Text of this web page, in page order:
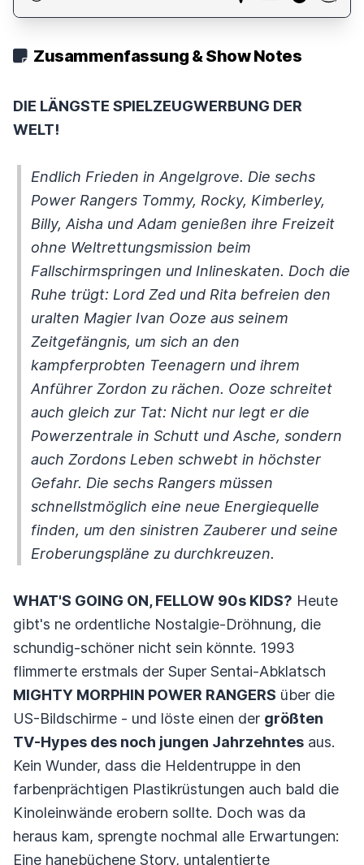
Zusammenfassung & Show Notes
DIE LÄNGSTE SPIELZEUGWERBUNG DER
WELT!
Endlich Frieden in Angelgrove. Die sechs
Power Rangers Tommy, Rocky, Kimberley,
Billy, Aisha und Adam genießen ihre Freizeit
ohne Weltrettungsmission beim
Fallschirmspringen und Inlineskaten. Doch die
Ruhe trügt: Lord Zed und Rita befreien den
uralten Magier Ivan Ooze aus seinem
Zeitgefängnis, um sich an den
kampferprobten Teenagern und ihrem
Anführer Zordon zu rächen. Ooze schreitet
auch gleich zur Tat: Nicht nur legt er die
Powerzentrale in Schutt und Asche, sondern
auch Zordons Leben schwebt in höchster
Gefahr. Die sechs Rangers müssen
schnellstmöglich eine neue Energiequelle
finden, um den sinistren Zauberer und seine
Eroberungspläne zu durchkreuzen.
WHAT'S GOING ON, FELLOW 90s KIDS? Heute
gibt's ne ordentliche Nostalgie-Dröhnung, die
schundig-schöner nicht sein könnte. 1993
flimmerte erstmals der Super Sentai-Abklatsch
MIGHTY MORPHIN POWER RANGERS über die
US-Bildschirme - und löste einen der größten
TV-Hypes des noch jungen Jahrzehntes aus.
Kein Wunder, dass die Heldentruppe in den
farbenprächtigen Plastikrüstungen auch bald die
Kinoleinwände erobern sollte. Doch was da
heraus kam, sprengte nochmal alle Erwartungen:
Eine hanebüchene Story, untalentierte